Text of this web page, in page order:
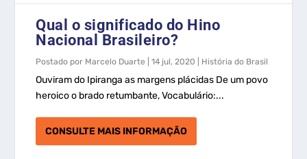
Qual o significado do Hino
Nacional Brasileiro?
Postado por Marcelo Duarte |14 jul, 2020 História do Brasil
Ouviram do Ipiranga as margens plácidas De um povo
heroico o brado retumbante, Vocabulário:...
CONSULTE MAIS INFORMAÇÃO